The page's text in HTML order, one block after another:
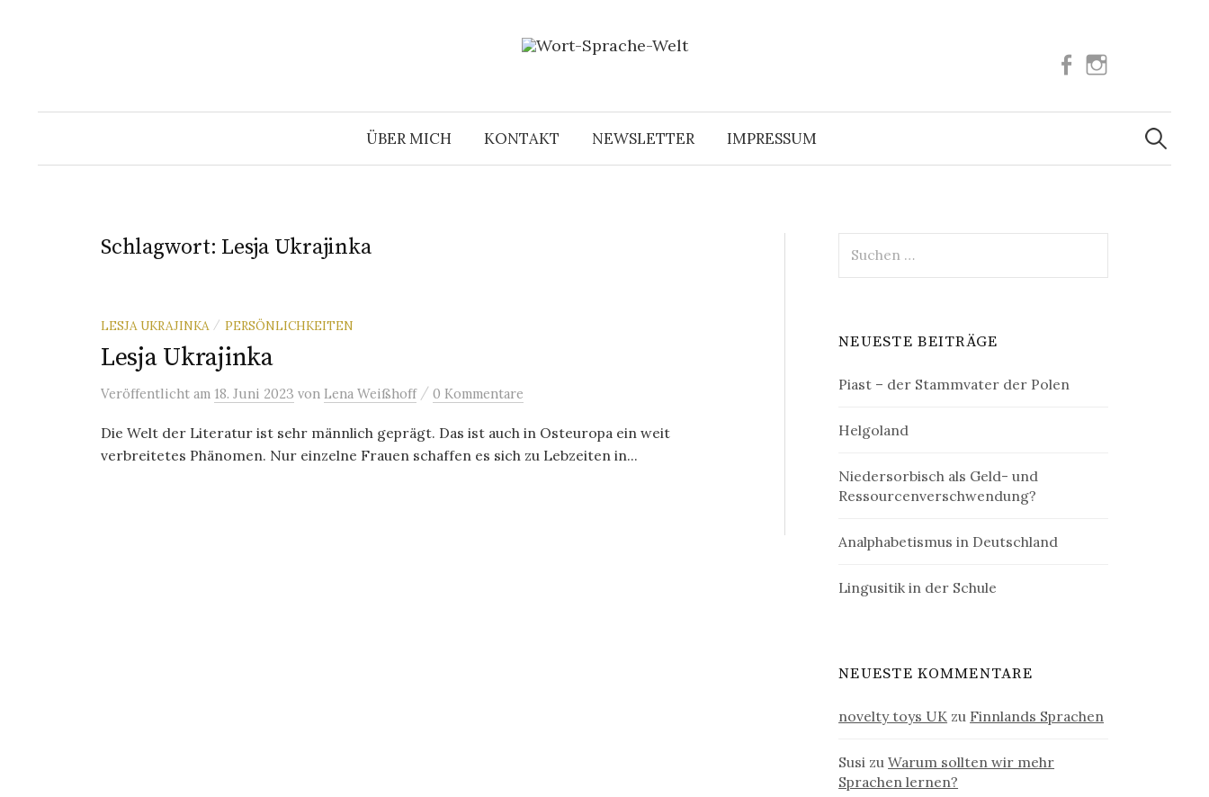
Facebook
ÜBER MICH KONTAKT NEWSLETTER IMPRESSUM
Suchen
nach:
Schlagwort: Lesja Ukrajinka
LESJA UKRAJINKA / PERSÖNLICHKEITEN
Lesja Ukrajinka
Veröffentlicht am 18. Juni 2023 von Lena Weißhoff / 0 Kommentare
Die Welt der Literatur ist sehr männlich geprägt. Das ist auch in Osteuropa ein weit
verbreitetes Phänomen. Nur einzelne Frauen schaffen es sich zu Lebzeiten in...
nach:
NEUESTE BEITRÄGE
Piast – der Stammvater der Polen
Helgoland
Niedersorbisch als Geld- und
Ressourcenverschwendung?
Analphabetismus in Deutschland
Lingusitik in der Schule
NEUESTE KOMMENTARE
novelty toys UK zu Finnlands Sprachen
Susi zuWarum sollten wir mehr
Sprachen lernen?